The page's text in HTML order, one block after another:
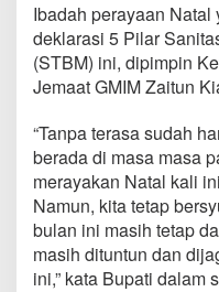
Ibadah perayaan
deklarasi 5 Pilar
(STBM) ini, dipimpin
Jemaat GMIM Zaitun
“Tanpa terasa sudah
berada di masa masa
merayakan Natal kali
Namun, kita tetap
bulan ini masih tetap
masih dituntun dan
ini,” kata Bupati dalam